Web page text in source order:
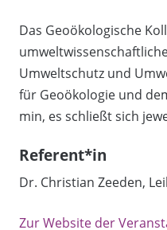
Das Geoökologische
Umweltschutz und
für Geoökologie und
min, es schließt sich
Referent*in
Dr. Christian Zeeden,
Zur Website der